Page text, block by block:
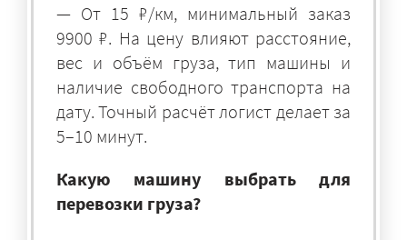
— От 15 ₽/км, минимальный заказ
9900 ₽. На цену влияют расстояние,
вес и объём груза, тип машины и
наличие свободного транспорта на
дату. Точный расчёт логист делает за
5–10 минут.
Какую машину выбрать для
перевозки груза?